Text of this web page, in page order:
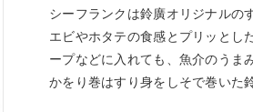
シーフランクは鈴廣オリジナルの
エビやホタテの食感とプリッとし
ープなどに入れても、魚介のうま
かをり巻はすり身をしそで巻いた